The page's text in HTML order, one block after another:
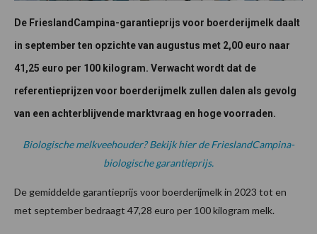
De FrieslandCampina-garantieprijs voor boerderijmelk daalt
in september ten opzichte van augustus met 2,00 euro naar
41,25 euro per 100 kilogram. Verwacht wordt dat de
referentieprijzen voor boerderijmelk zullen dalen als gevolg
van een achterblijvende marktvraag en hoge voorraden.
Biologische melkveehouder? Bekijk hier de FrieslandCampina-
biologische garantieprijs.
De gemiddelde garantieprijs voor boerderijmelk in 2023 tot en
met september bedraagt 47,28 euro per 100 kilogram melk.